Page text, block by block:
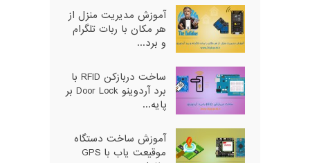
آموزش مدیریت منزل از
هر مکان با ربات تلگرام
و برد...
ساخت دربازکن RFID با
برد آردوینو Door Lock بر
پایه...
آموزش ساخت دستگاه
موقیعت یاب با GPS